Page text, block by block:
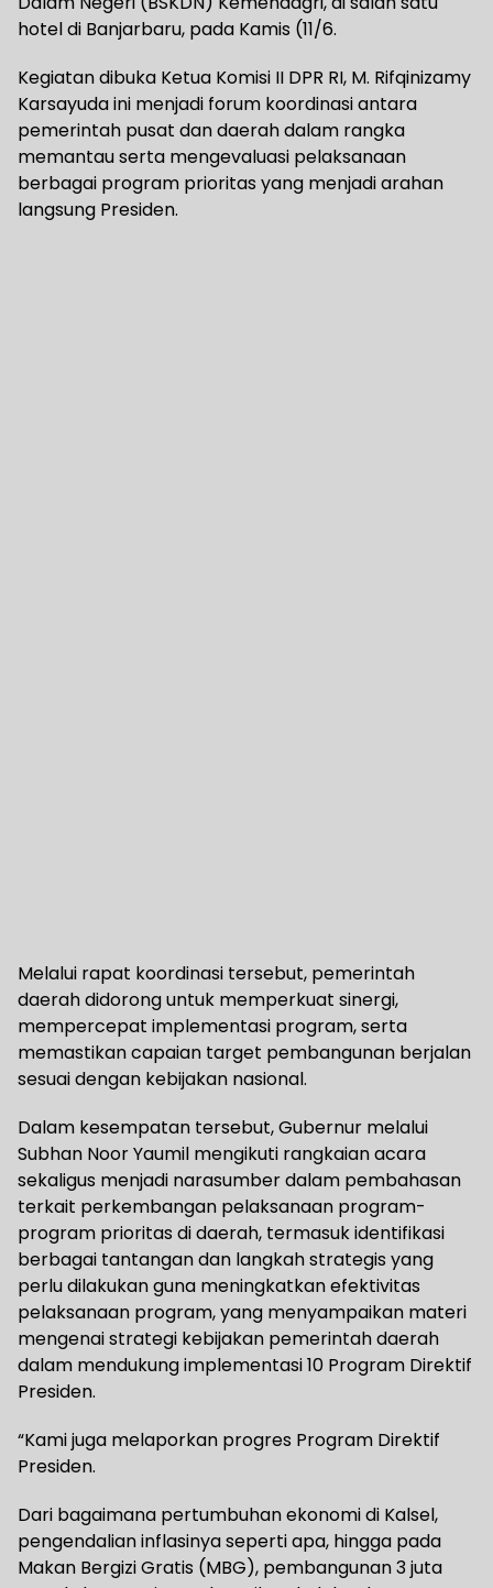
hotel di Banjarbaru, pada Kamis (11/6.
Kegiatan dibuka Ketua Komisi II DPR RI, M. Rifqinizamy
Karsayuda ini menjadi forum koordinasi antara
pemerintah pusat dan daerah dalam rangka
memantau serta mengevaluasi pelaksanaan
berbagai program prioritas yang menjadi arahan
langsung Presiden.
Melalui rapat koordinasi tersebut, pemerintah
daerah didorong untuk memperkuat sinergi,
mempercepat implementasi program, serta
memastikan capaian target pembangunan berjalan
sesuai dengan kebijakan nasional.
Dalam kesempatan tersebut, Gubernur melalui
Subhan Noor Yaumil mengikuti rangkaian acara
sekaligus menjadi narasumber dalam pembahasan
terkait perkembangan pelaksanaan program-
program prioritas di daerah, termasuk identifikasi
berbagai tantangan dan langkah strategis yang
perlu dilakukan guna meningkatkan efektivitas
pelaksanaan program, yang menyampaikan materi
mengenai strategi kebijakan pemerintah daerah
dalam mendukung implementasi 10 Program Direktif
Presiden.
“Kami juga melaporkan progres Program Direktif
Presiden.
Dari bagaimana pertumbuhan ekonomi di Kalsel,
pengendalian inflasinya seperti apa, hingga pada
Makan Bergizi Gratis (MBG), pembangunan 3 juta